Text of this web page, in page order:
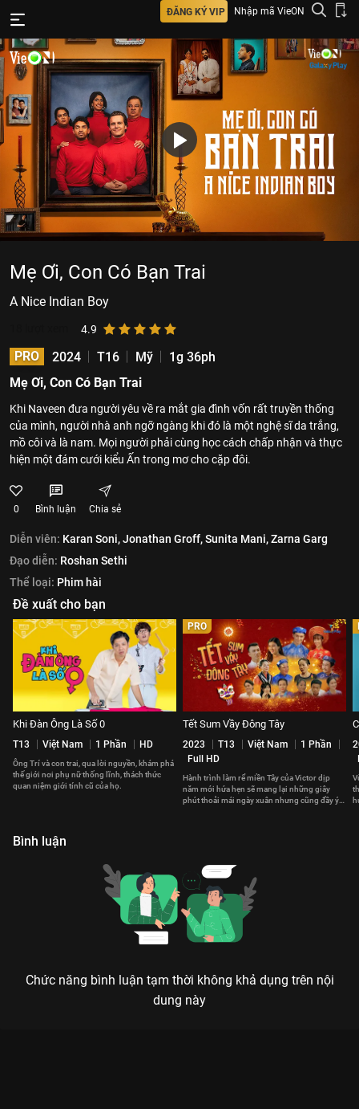
ĐĂNG KÝ VIP Nhập mã VieON
Mẹ Ơi, Con Có Bạn Trai
A Nice Indian Boy
4.9
PRO 2024 T16 Mỹ
1g 36ph
Mẹ Ơi, Con Có Bạn Trai
Khi Naveen đưa người yêu về ra mắt gia đình vốn rất truyền thống
của mình, người nhà anh ngỡ ngàng khi đó là một nghệ sĩ da trắng,
mồ côi và là nam. Mọi người phải cùng học cách chấp nhận và thực
hiện một đám cưới kiểu Ấn trong mơ cho cặp đôi.
0 Bình luận Chia sẻ
Diễn viên: Karan Soni,Jonathan Groff,Sunita Mani,Zarna Garg
Đạo diễn: Roshan Sethi
Thể loại: Phim hài
Đề xuất cho bạn
Khi Đàn Ông Là Số 0
T13 Việt Nam 1 Phần HD
Ông Trí và con trai, qua lời nguyền, khám phá
thế giới nơi phụ nữ thống lĩnh, thách thức
quan niệm giới tính cũ của họ.
PRO
Tết Sum Vầy Đông Tây
2023 T13 Việt Nam
1 Phần
Full HD
Hành trình làm rể miền Tây của Victor dịp
năm mới hứa hẹn sẽ mang lại những giây
phút thoải mái ngày xuân nhưng cũng đầy ý
Bình luận
Chức năng bình luận tạm thời không khả dụng trên nội
dung này